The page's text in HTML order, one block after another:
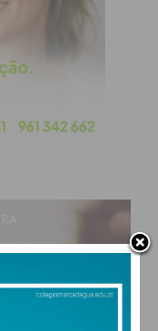
vento: 3m/s ONO